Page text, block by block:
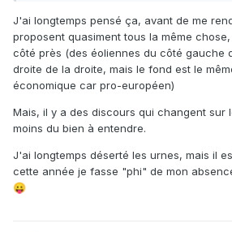
J'ai longtemps pensé ça, avant de me
proposent quasiment tous la même
côté près (des éoliennes du côté gauche
droite de la droite, mais le fond est le
économique car pro-européen)
Mais, il y a des discours qui changent sur
moins du bien à entendre.
J'ai longtemps déserté les urnes, mais il
cette année je fasse "phi" de mon
😛